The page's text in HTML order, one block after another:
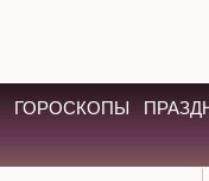
ГОРОСКОПЫ